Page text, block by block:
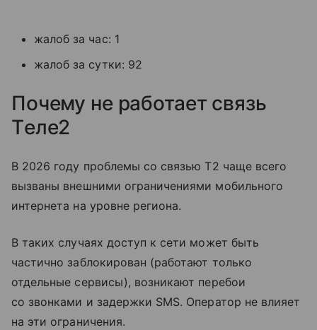
жалоб за час: 1
жалоб за сутки: 92
Почему не работает связь
Tеле2
В 2026 году проблемы со связью T2 чаще всего
вызваны внешними ограничениями мобильного
интернета на уровне региона.
В таких случаях доступ к сети может быть
частично заблокирован (работают только
отдельные сервисы), возникают перебои
со звонками и задержки SMS. Оператор не влияет
на эти ограничения.